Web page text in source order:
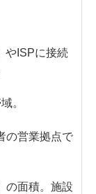
やISPに接続
。
の営業拠点で
の面積。施設